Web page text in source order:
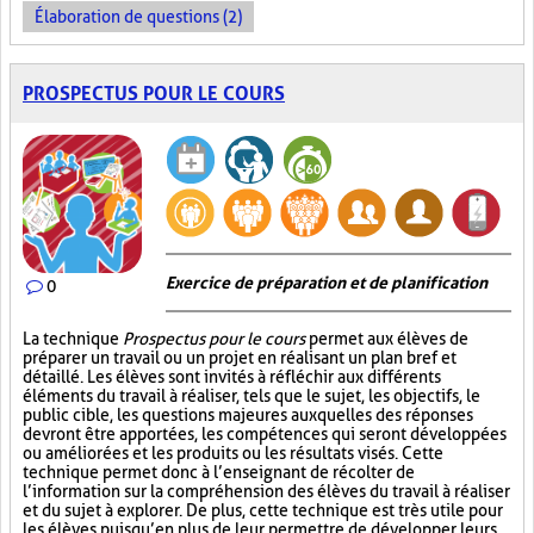
Élaboration de questions (2)
PROSPECTUS POUR LE COURS
0 Exercice de préparation et de planification
La technique Prospectus pour le courspermet aux élèves de
préparer un travail ou un projet en réalisant un plan bref et
détaillé. Les élèves sont invités à réfléchir aux différents
éléments du travail à réaliser, tels que le sujet, les objectifs, le
public cible, les questions majeures auxquelles des réponses
devront être apportées, les compétences qui seront développées
ou améliorées et les produits ou les résultats visés. Cette
technique permet donc à l’enseignant de récolter de
l’information sur la compréhension des élèves du travail à réaliser
et du sujet à explorer. De plus, cette technique est très utile pour